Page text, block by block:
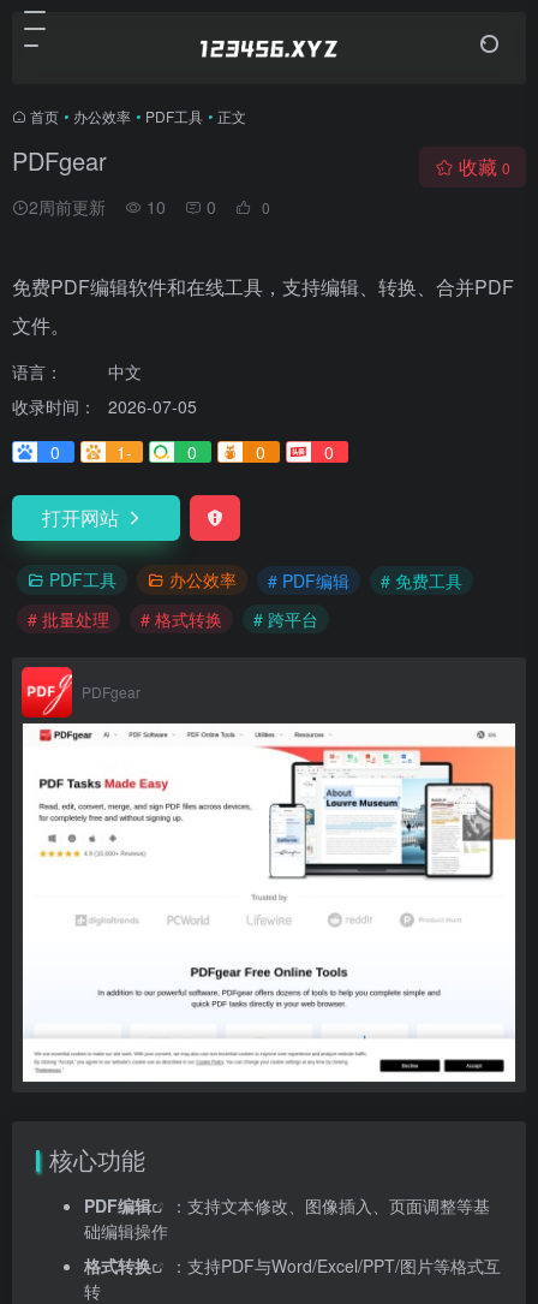
首页 • 办公效率 • PDF工具 • 正文
PDFgear
2周前更新 10 0 0
收藏 0
免费PDF编辑软件和在线工具，支持编辑、转换、合并PDF
文件。
语言：
中文
收录时间：
2026-07-05
0
1- 0 0 0
打开网站
PDF工具 办公效率 # PDF编辑
# 免费工具
# 批量处理
# 格式转换 # 跨平台
PDFgear
核心功能
PDF编辑
：支持文本修改、图像插入、页面调整等基
础编辑操作
格式转换
：支持PDF与Word/Excel/PPT/图片等格式互
转